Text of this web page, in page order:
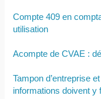
Compte 409 en
utilisation
Acompte de CVAE :
Tampon d’entreprise
informations doivent y